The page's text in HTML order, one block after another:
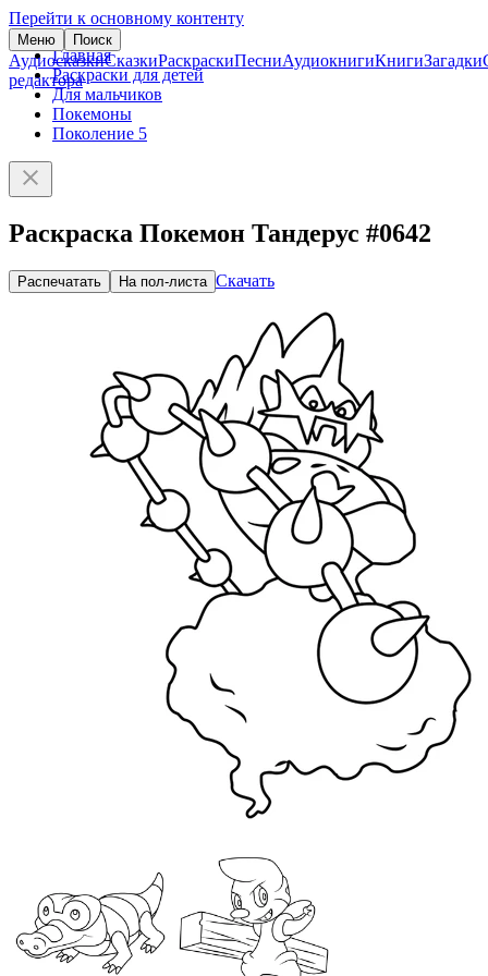
Перейти к основному контенту
Меню Поиск
АудиосказкиСказкиРаскраскиПесниАудиокнигиКнигиЗагадки
редактора
Главная
Раскраски для детей
Для мальчиков
Покемоны
Поколение 5
Раскраска Покемон Тандерус #0642
Распечатать На пол-листа Скачать